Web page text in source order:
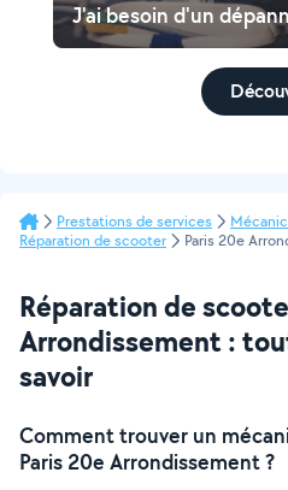
J'ai besoin d'un
Prestations de services
Réparation de scooter
Paris 20e
Réparation de
Arrondissement :
savoir
Comment trouver un
Paris 20e Arrondissement ?